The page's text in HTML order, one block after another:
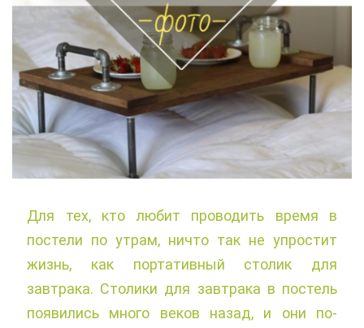
Для тех, кто любит проводить время в
постели по утрам, ничто так не упростит
жизнь, как портативный столик для
завтрака. Столики для завтрака в постель
появились много веков назад, и они по-